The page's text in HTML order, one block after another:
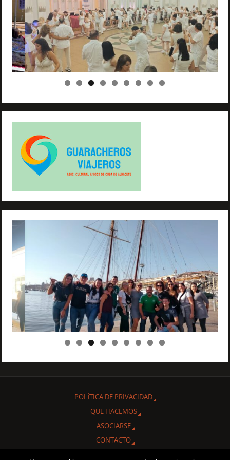
POLÍTICA DE PRIVACIDAD
QUE HACEMOS
ASOCIARSE
CONTACTO